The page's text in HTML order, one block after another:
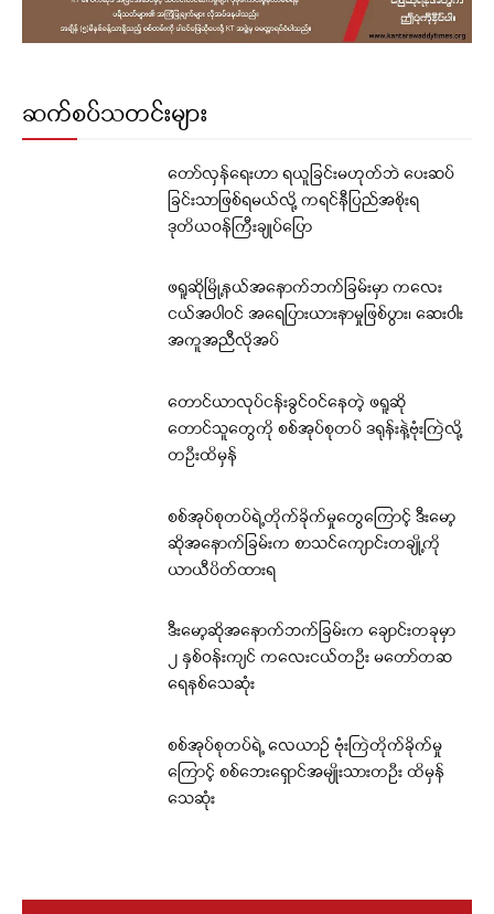
ဆက်စပ်သတင်းများ
တော်လှန်ရေးဟာ ရယူခြင်းမဟုတ်ဘဲ ပေးဆပ်
ခြင်းသာဖြစ်ရမယ်လို့ ကရင်နီပြည်အစိုးရ
ဒုတိယဝန်ကြီးချုပ်ပြော
ဖရူဆိုမြို့နယ်အနောက်ဘက်ခြမ်းမှာ ကလေး
ငယ်အပါဝင် အရေပြားယားနာမှုဖြစ်ပွား၊ ဆေးဝါး
အကူအညီလိုအပ်
တောင်ယာလုပ်ငန်းခွင်ဝင်နေတဲ့ ဖရူဆို
တောင်သူတွေကို စစ်အုပ်စုတပ် ဒရုန်းနဲ့ဗုံးကြဲလို့
တဦးထိမှန်
စစ်အုပ်စုတပ်ရဲ့တိုက်ခိုက်မှုတွေကြောင့် ဒီးမော့
ဆိုအနောက်ခြမ်းက စာသင်ကျောင်းတချို့ကို
ယာယီပိတ်ထားရ
ဒီးမော့ဆိုအနောက်ဘက်ခြမ်းက ချောင်းတခုမှာ
၂ နှစ်ဝန်းကျင် ကလေးငယ်တဦး မတော်တဆ
ရေနစ်သေဆုံး
စစ်အုပ်စုတပ်ရဲ့ လေယာဉ် ဗုံးကြဲတိုက်ခိုက်မှု
ကြောင့် စစ်ဘေးရှောင်အမျိုးသားတဦး ထိမှန်
သေဆုံး